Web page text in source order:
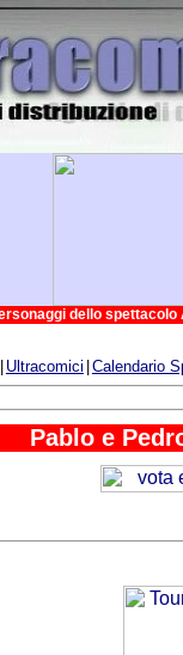
dello spettacolo
Ultracomici Calendario
Pablo e